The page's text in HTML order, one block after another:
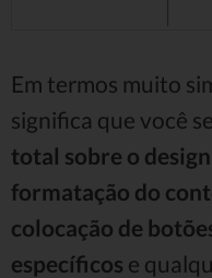
Em termos muito
significa que você
total sobre o
formatação do
colocação de
específicos e